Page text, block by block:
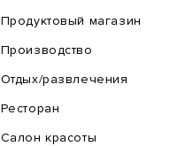
Продуктовый магазин
Производство
Отдых/развлечения
Ресторан
Салон красоты